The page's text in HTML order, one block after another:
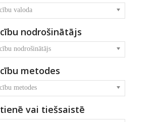
valoda
nodrošinātājs
nodrošinātājs
metodes
metodes
vai tiešsaistē